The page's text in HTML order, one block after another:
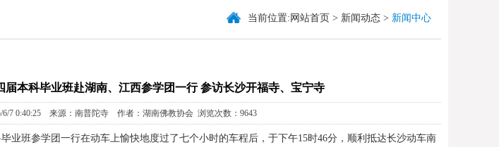
当前位置: 网站首页 > 新闻动态 > 新闻中心
届本科毕业班赴湖南、江西参学团一行 参访长沙开福寺、宝宁寺
6/7 0:40:25 来源：南普陀寺 作者：湖南佛教协会 浏览次数：9643
业班参学团一行在动车上愉快地度过了七个小时的车程后，于下午15时46分，顺利抵达长沙动车南